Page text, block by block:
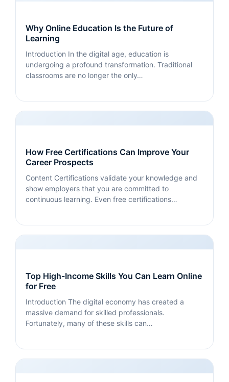
Why Online Education Is the Future of
Learning
Introduction In the digital age, education is
undergoing a profound transformation. Traditional
classrooms are no longer the only…
How Free Certifications Can Improve Your
Career Prospects
Content Certifications validate your knowledge and
show employers that you are committed to
continuous learning. Even free certifications…
Top High-Income Skills You Can Learn Online
for Free
Introduction The digital economy has created a
massive demand for skilled professionals.
Fortunately, many of these skills can…